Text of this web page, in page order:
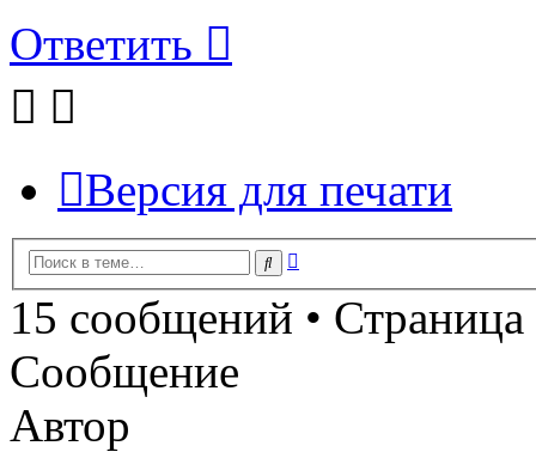
Ответить
Версия для печати
Поиск
15 сообщений • Страница
Сообщение
Автор